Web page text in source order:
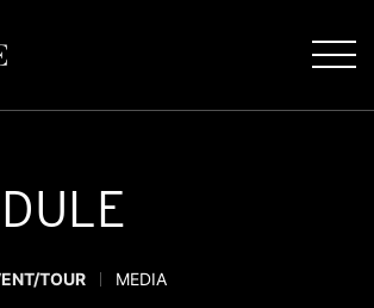
TOUR MEDIA